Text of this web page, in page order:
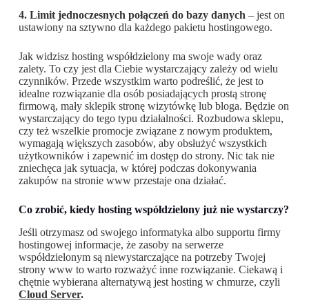
4. Limit jednoczesnych połączeń do bazy danych – jest on
ustawiony na sztywno dla każdego pakietu hostingowego.
Jak widzisz hosting współdzielony ma swoje wady oraz
zalety. To czy jest dla Ciebie wystarczający zależy od wielu
czynników. Przede wszystkim warto podreślić, że jest to
idealne rozwiązanie dla osób posiadających prostą stronę
firmową, mały sklepik stronę wizytówkę lub bloga. Będzie on
wystarczający do tego typu działalności. Rozbudowa sklepu,
czy też wszelkie promocje związane z nowym produktem,
wymagają większych zasobów, aby obsłużyć wszystkich
użytkowników i zapewnić im dostęp do strony. Nic tak nie
zniechęca jak sytuacja, w której podczas dokonywania
zakupów na stronie www przestaje ona działać.
Co zrobić, kiedy hosting współdzielony już nie wystarczy?
Jeśli otrzymasz od swojego informatyka albo supportu firmy
hostingowej informacje, że zasoby na serwerze
współdzielonym są niewystarczające na potrzeby Twojej
strony www to warto rozważyć inne rozwiązanie. Ciekawą i
chętnie wybierana alternatywą jest hosting w chmurze, czyli
Cloud Server.